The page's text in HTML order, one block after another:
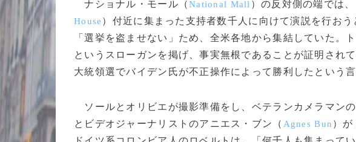
ナショナル・モール（National Mall ）の反対側の端では
House ）付近に集まった支持者数千人に向けて演説を行お
「選挙を盗ませない」ため、全米各地から集結していた。
というスローガンを掲げ、事実無根であることが証明され
大統領選でバイデン氏が不正操作によって勝利したという
ソールとオリビエが撮影準備をし、ベテランカメラマン
とビデオジャーナリストのアニエス・ブン（ Agnes Bun ）が